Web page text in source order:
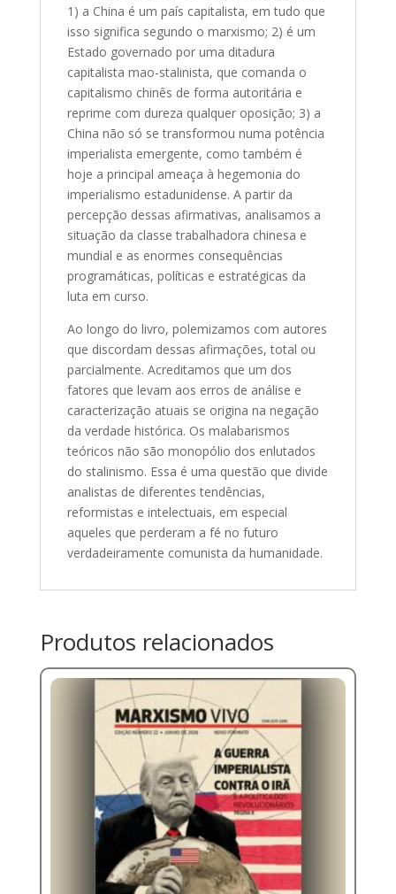
1) a China é um país capitalista, em tudo que
isso significa segundo o marxismo; 2) é um
Estado governado por uma ditadura
capitalista mao-stalinista, que comanda o
capitalismo chinês de forma autoritária e
reprime com dureza qualquer oposição; 3) a
China não só se transformou numa potência
imperialista emergente, como também é
hoje a principal ameaça à hegemonia do
imperialismo estadunidense. A partir da
percepção dessas afirmativas, analisamos a
situação da classe trabalhadora chinesa e
mundial e as enormes consequências
programáticas, políticas e estratégicas da
luta em curso.
Ao longo do livro, polemizamos com autores
que discordam dessas afirmações, total ou
parcialmente. Acreditamos que um dos
fatores que levam aos erros de análise e
caracterização atuais se origina na negação
da verdade histórica. Os malabarismos
teóricos não são monopólio dos enlutados
do stalinismo. Essa é uma questão que divide
analistas de diferentes tendências,
reformistas e intelectuais, em especial
aqueles que perderam a fé no futuro
verdadeiramente comunista da humanidade.
Produtos relacionados